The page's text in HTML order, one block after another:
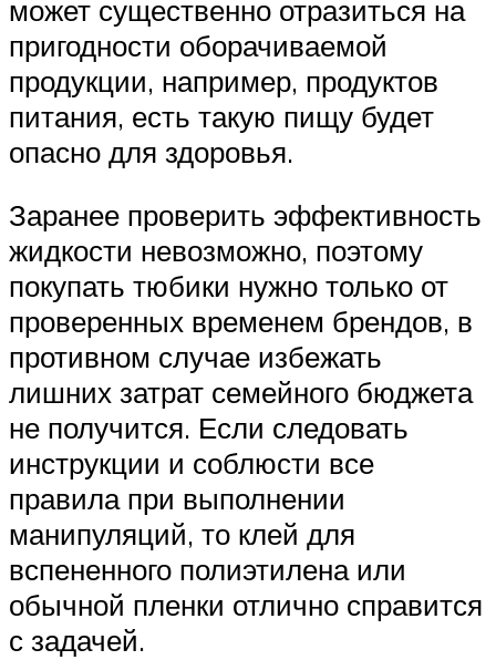
может существенно отразиться на
пригодности оборачиваемой
продукции, например, продуктов
питания, есть такую пищу будет
опасно для здоровья.
Заранее проверить эффективность
жидкости невозможно, поэтому
покупать тюбики нужно только от
проверенных временем брендов, в
противном случае избежать
лишних затрат семейного бюджета
не получится. Если следовать
инструкции и соблюсти все
правила при выполнении
манипуляций, то клей для
вспененного полиэтилена или
обычной пленки отлично справится
с задачей.